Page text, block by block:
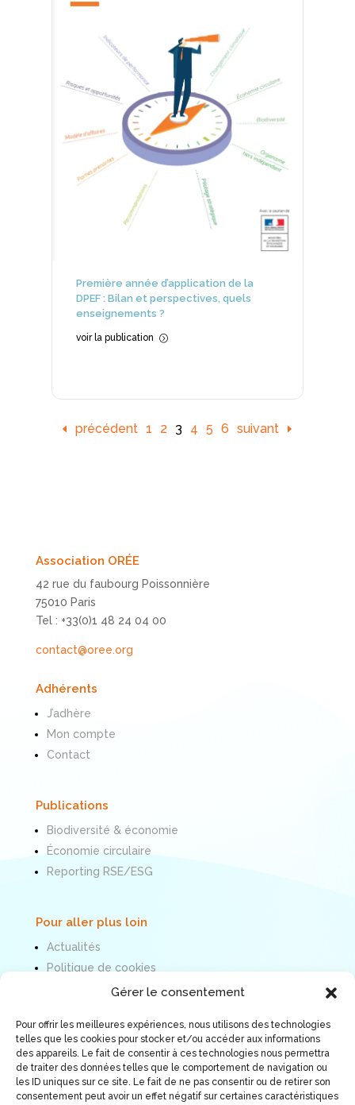
Gérer le consentement
Pour offrir les meilleures expériences, nous utilisons des technologies
telles que les cookies pour stocker et/ou accéder aux informations
des appareils. Le fait de consentir à ces technologies nous permettra
de traiter des données telles que le comportement de navigation ou
les ID uniques sur ce site. Le fait de ne pas consentir ou de retirer son
consentement peut avoir un effet négatif sur certaines caractéristiques
Première année d’application de la
DPEF : Bilan et perspectives, quels
enseignements ?
voir la publication =
précédent 1 2 3 4 5 6 suivant
Association ORÉE
42 rue du faubourg Poissonnière
75010 Paris
Tel : +33(0)1 48 24 04 00
contact@oree.org
Adhérents
J’adhère
Mon compte
Contact
Publications
Biodiversité & économie
Économie circulaire
Reporting RSE/ESG
Pour aller plus loin
Actualités
Politique de cookies
Mentions légales
Nous suivre